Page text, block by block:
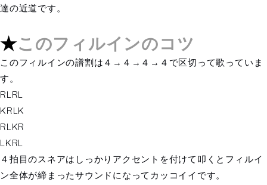
達の近道です。
★このフィルインのコツ
このフィルインの譜割は４→４→４→４で区切って歌っていま
す。
RLRL
KRLK
RLKR
LKRL
４拍目のスネアはしっかりアクセントを付けて叩くとフィルイ
ン全体が締まったサウンドになってカッコイイです。